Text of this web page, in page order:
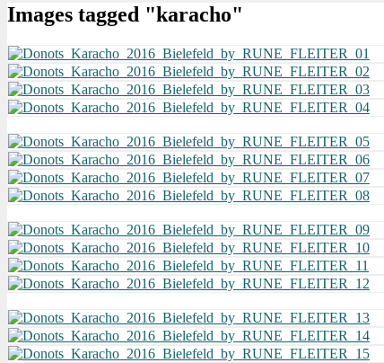
Images tagged "karacho"